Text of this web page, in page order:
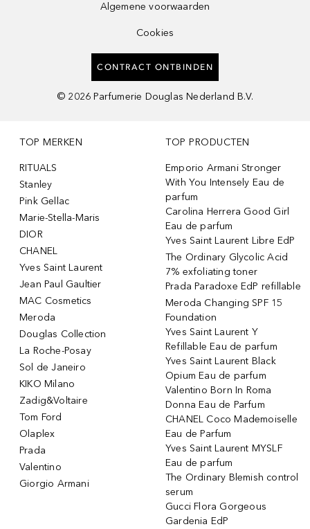
Algemene voorwaarden
Cookies
CONTRACT ONTBINDEN
© 2026 Parfumerie Douglas Nederland B.V.
TOP MERKEN
RITUALS
Stanley
Pink Gellac
Marie-Stella-Maris
DIOR
CHANEL
Yves Saint Laurent
Jean Paul Gaultier
MAC Cosmetics
Meroda
Douglas Collection
La Roche-Posay
Sol de Janeiro
KIKO Milano
Zadig&Voltaire
Tom Ford
Olaplex
Prada
Valentino
Giorgio Armani
TOP PRODUCTEN
Emporio Armani Stronger
With You Intensely Eau de
parfum
Carolina Herrera Good Girl
Eau de parfum
Yves Saint Laurent Libre EdP
The Ordinary Glycolic Acid
7% exfoliating toner
Prada Paradoxe EdP refillable
Meroda Changing SPF 15
Foundation
Yves Saint Laurent Y
Refillable Eau de parfum
Yves Saint Laurent Black
Opium Eau de parfum
Valentino Born In Roma
Donna Eau de Parfum
CHANEL Coco Mademoiselle
Eau de Parfum
Yves Saint Laurent MYSLF
Eau de parfum
The Ordinary Blemish control
serum
Gucci Flora Gorgeous
Gardenia EdP